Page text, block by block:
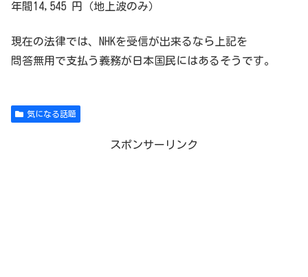
年間14,545 円（地上波のみ）
現在の法律では、NHKを受信が出来るなら上記を
問答無用で支払う義務が日本国民にはあるそうです。
気になる話題
スポンサーリンク